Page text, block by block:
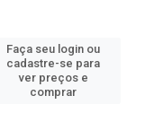
Faça seu login ou
cadastre-se para
ver preços e
comprar